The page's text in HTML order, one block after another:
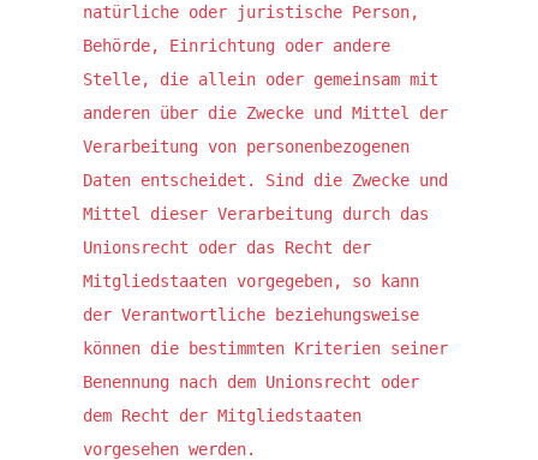
natürliche oder juristische Person,
Behörde, Einrichtung oder andere
Stelle, die allein oder gemeinsam mit
anderen über die Zwecke und Mittel der
Verarbeitung von personenbezogenen
Daten entscheidet. Sind die Zwecke und
Mittel dieser Verarbeitung durch das
Unionsrecht oder das Recht der
Mitgliedstaaten vorgegeben, so kann
der Verantwortliche beziehungsweise
können die bestimmten Kriterien seiner
Benennung nach dem Unionsrecht oder
dem Recht der Mitgliedstaaten
vorgesehen werden.